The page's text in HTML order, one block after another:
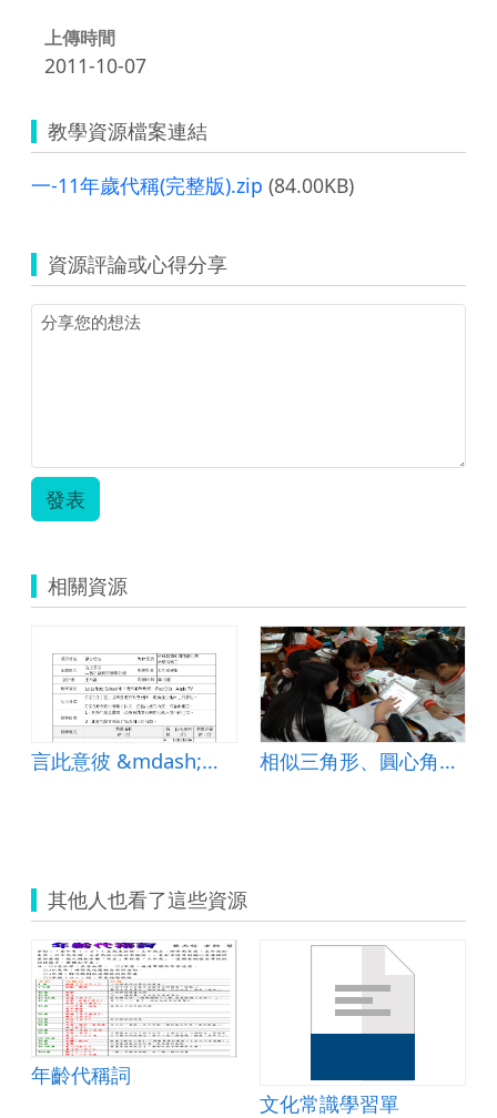
上傳時間
2011-10-07
教學資源檔案連結
一-11年歲代稱(完整版).zip (84.00KB)
資源評論或心得分享
發表
相關資源
言此意彼 &mdash;賞玩語辭的雙關妙趣 相似三角形、圓心角與圓周角統整與應用
其他人也看了這些資源
年齡代稱詞
文化常識學習單